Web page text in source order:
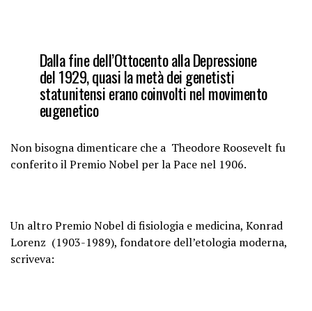
Dalla fine dell’Ottocento alla Depressione
del 1929, quasi la metà dei genetisti
statunitensi erano coinvolti nel movimento
eugenetico
Non bisogna dimenticare che a Theodore Roosevelt fu
conferito il Premio Nobel per la Pace nel 1906.
Un altro Premio Nobel di fisiologia e medicina, Konrad
Lorenz (1903-1989), fondatore dell’etologia moderna,
scriveva: